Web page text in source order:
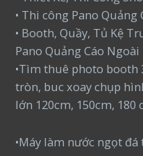
• Thi công Pano
• Booth, Quầy, Tủ Kệ
Pano Quảng Cáo
•Tìm thuê photo booth
tròn, buc xoay chụp
lớn 120cm, 150cm, 180
•Máy làm nước ngọt